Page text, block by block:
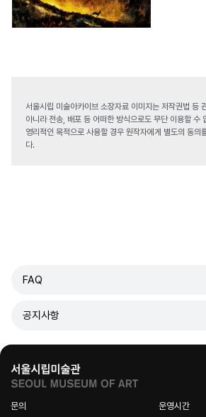
서울시립 미술아카이브 소장자료 이미지는 저작권법 등
아니라 전송, 배포 등 어떠한 방식으로도 무단 이용할 수
영리적인 목적으로 사용할 경우 원작자에게 별도의 동의
다.
FAQ
공지사항
문의 운영시간